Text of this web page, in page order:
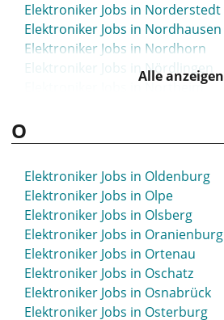
Elektroniker Jobs in Norderstedt
Elektroniker Jobs in Nordhausen
Elektroniker Jobs in Nordhorn
Elektroniker Jobs in Nördlingen
Elektroniker Jobs in Northeim
Elektroniker Jobs in Nürnberg
Elektroniker Jobs in Nürtingen
Alle anzeigen
O
Elektroniker Jobs in Oldenburg
Elektroniker Jobs in Olpe
Elektroniker Jobs in Olsberg
Elektroniker Jobs in Oranienburg
Elektroniker Jobs in Ortenau
Elektroniker Jobs in Oschatz
Elektroniker Jobs in Osnabrück
Elektroniker Jobs in Osterburg